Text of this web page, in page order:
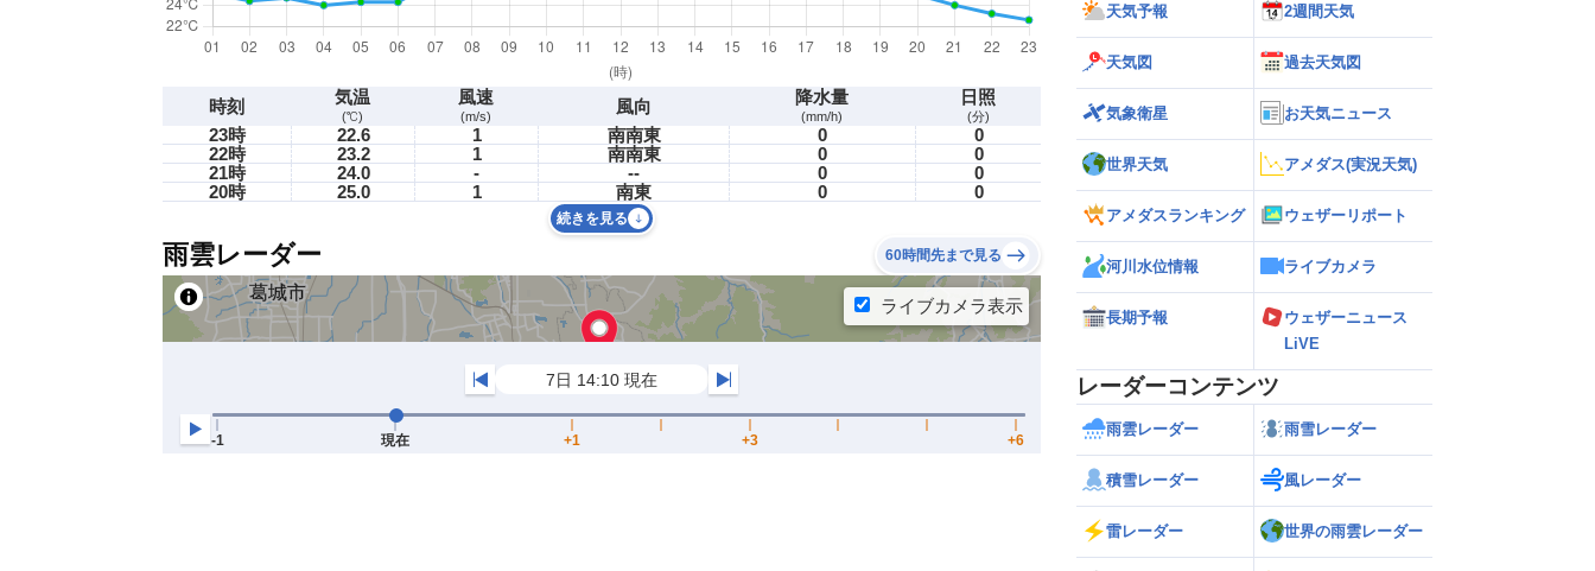
時刻 気温
(℃)
風速
(m/s) 風向 降水量
(mm/h)
日照
(分)
23時 22.6 1 南南東 0
0
22時
23.2 1 南南東 0
0
21時
24.0 - -- 0
0
20時
25.0 1 南東 0 0
続きを見る
雨雲レーダー 60時間先まで見る
天気予報 2週間天気
天気図 過去天気図
気象衛星 お天気ニュース
世界天気 アメダス(実況天気)
アメダスランキング ウェザーリポート
河川水位情報 ライブカメラ
長期予報
ウェザーニュース
LiVE
レーダーコンテンツ
雨雲レーダー 雨雪レーダー
積雪レーダー 風レーダー
雷レーダー 世界の雨雲レーダー